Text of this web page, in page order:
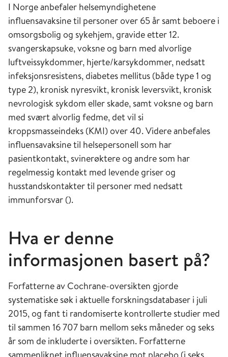
I Norge anbefaler helsemyndighetene
influensavaksine til personer over 65 år samt beboere i
omsorgsbolig og sykehjem, gravide etter 12.
svangerskapsuke, voksne og barn med alvorlige
luftveissykdommer, hjerte/karsykdommer, nedsatt
infeksjonsresistens, diabetes mellitus (både type 1 og
type 2), kronisk nyresvikt, kronisk leversvikt, kronisk
nevrologisk sykdom eller skade, samt voksne og barn
med svært alvorlig fedme, det vil si
kroppsmasseindeks (KMI) over 40. Videre anbefales
influensavaksine til helsepersonell som har
pasientkontakt, svinerøktere og andre som har
regelmessig kontakt med levende griser og
husstandskontakter til personer med nedsatt
immunforsvar ().
Hva er denne
informasjonen basert på?
Forfatterne av Cochrane-oversikten gjorde
systematiske søk i aktuelle forskningsdatabaser i juli
2015, og fant ti randomiserte kontrollerte studier med
til sammen 16 707 barn mellom seks måneder og seks
år som de inkluderte i oversikten. Forfatterne